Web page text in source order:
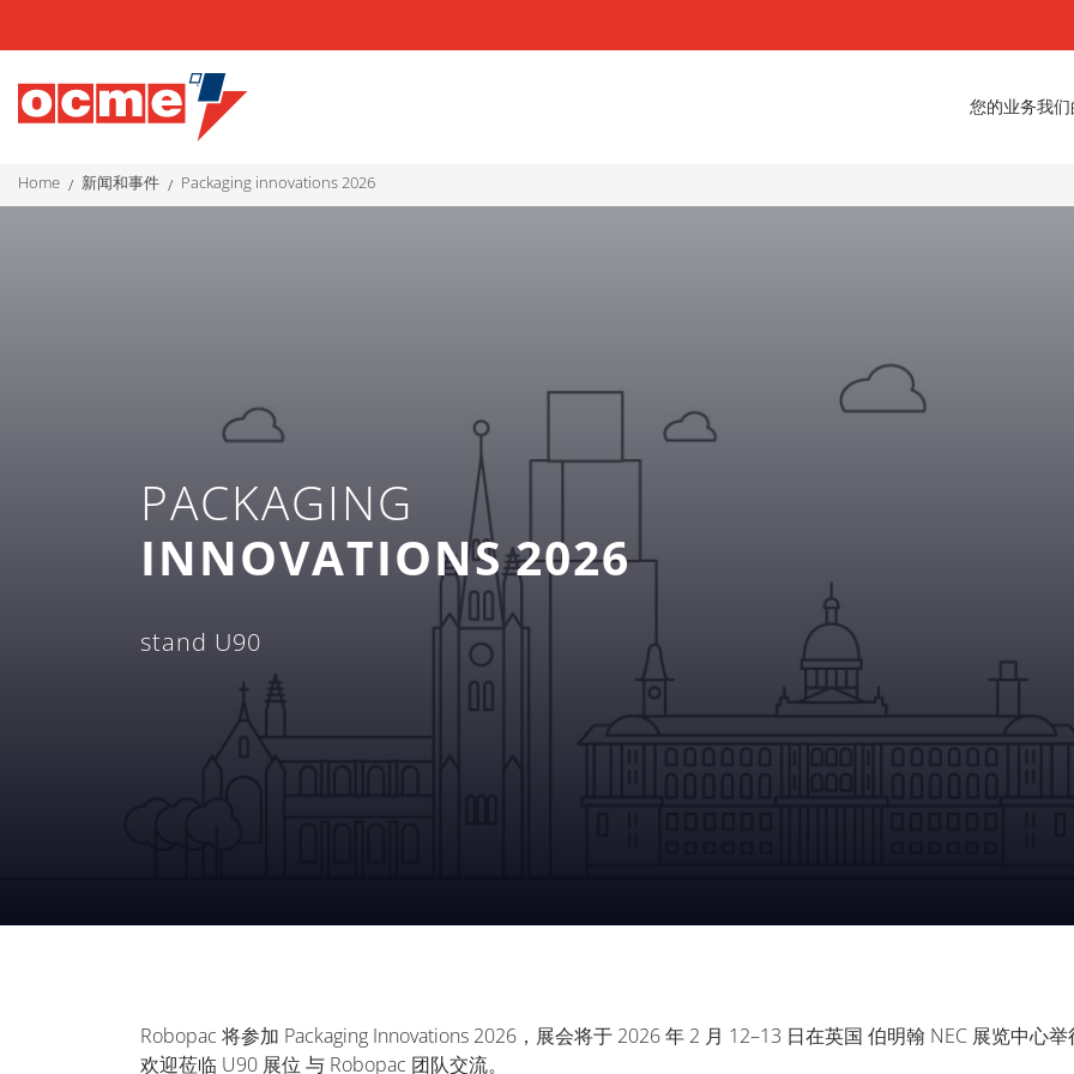
您的业务我
home 新闻和事件 packaging innovations 2026
PACKAGING
INNOVATIONS 2026
stand U90
Robopac 将参加 Packaging Innovations 2026，展会将于 2026 年 2 月 12–13 日在英国 伯明翰 NEC 展览中心举
欢迎莅临 U90 展位 与 Robopac 团队交流。